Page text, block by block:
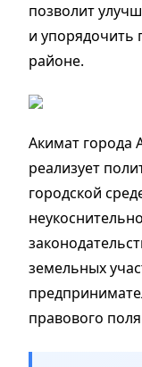
позволит
и упорядочить
районе.
Акимат города
реализует
городской
земельных
правового